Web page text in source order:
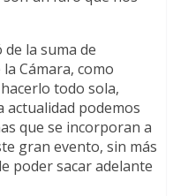
la suma de
Cámara, como
todo sola,
actualidad podemos
que se incorporan a
gran evento, sin más
poder sacar adelante